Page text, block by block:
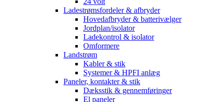
Ladestrømsfordeler & afbryder
Hovedafbryder & batterivælger
Jordplan/isolator
Ladekontrol & isolator
Omformere
Landstrøm
Kabler & stik
Systemer & HPFI anlæg
Paneler, kontakter & stik
Dæksstik & gennemføringer
El paneler